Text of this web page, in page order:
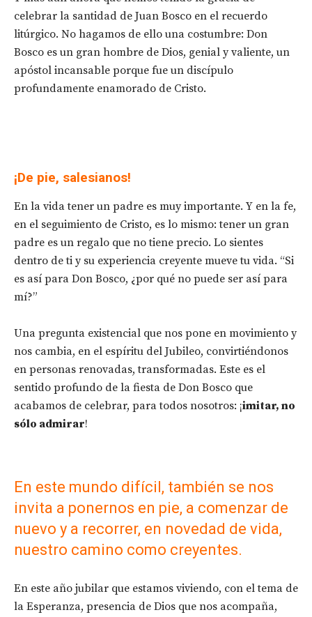
celebrar la santidad de Juan Bosco en el recuerdo
litúrgico. No hagamos de ello una costumbre: Don
Bosco es un gran hombre de Dios, genial y valiente, un
apóstol incansable porque fue un discípulo
profundamente enamorado de Cristo.
¡De pie, salesianos!
En la vida tener un padre es muy importante. Y en la fe,
en el seguimiento de Cristo, es lo mismo: tener un gran
padre es un regalo que no tiene precio. Lo sientes
dentro de ti y su experiencia creyente mueve tu vida. “Si
es así para Don Bosco, ¿por qué no puede ser así para
mí?”
Una pregunta existencial que nos pone en movimiento y
nos cambia, en el espíritu del Jubileo, convirtiéndonos
en personas renovadas, transformadas. Este es el
sentido profundo de la fiesta de Don Bosco que
acabamos de celebrar, para todos nosotros: ¡imitar, no
sólo admirar!
En este mundo difícil, también se nos
invita a ponernos en pie, a comenzar de
nuevo y a recorrer, en novedad de vida,
nuestro camino como creyentes.
En este año jubilar que estamos viviendo, con el tema de
la Esperanza, presencia de Dios que nos acompaña,